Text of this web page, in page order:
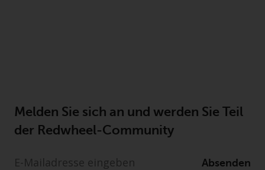
Melden Sie sich an und werden Sie Teil
der Redwheel-Community
Absenden